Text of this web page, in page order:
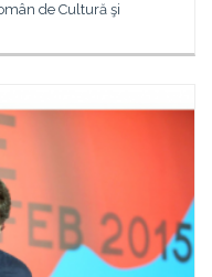
de Cultură şi